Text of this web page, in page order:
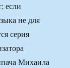
если
не для
серия
Михаила